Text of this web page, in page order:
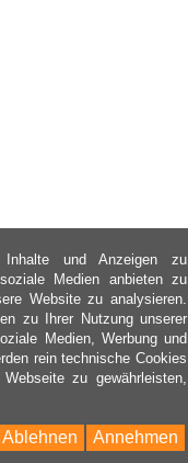
und Anzeigen zu
Medien anbieten zu
Website zu analysieren.
zu Ihrer Nutzung unserer
Medien, Werbung und
rein technische Cookies
zu gewährleisten,
Annehmen
Ablehnen